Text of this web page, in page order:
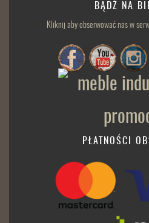
BĄDŹ NA
Kliknij aby obserwować nas w
PŁATNOŚCI